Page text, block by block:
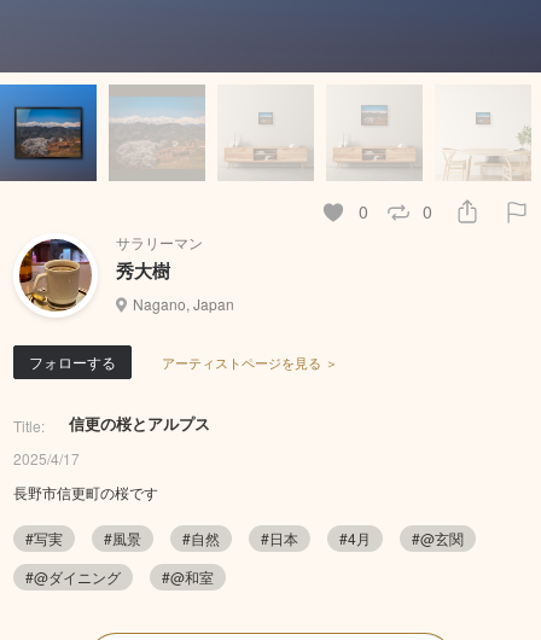
0 0
サラリーマン
秀大樹
Nagano, Japan
フォローする アーティストページを見る ＞
Title: 信更の桜とアルプス
2025/4/17
長野市信更町の桜です
#写実 #風景 #自然 #日本 #4月
#@玄関
#@ダイニング
#@和室